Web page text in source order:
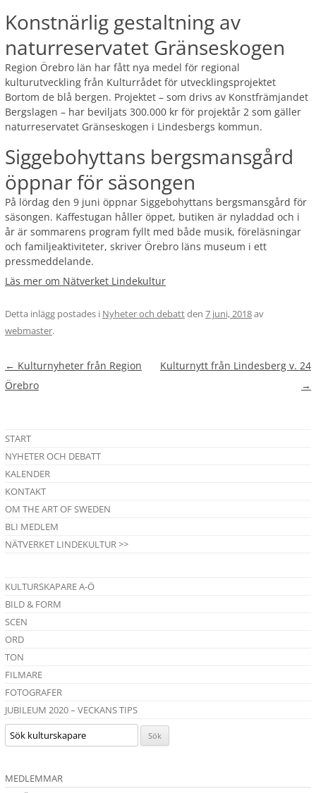
Konstnärlig gestaltning av
naturreservatet Gränseskogen
Region Örebro län har fått nya medel för regional
kulturutveckling från Kulturrådet för utvecklingsprojektet
Bortom de blå bergen. Projektet – som drivs av Konstfrämjandet
Bergslagen – har beviljats 300.000 kr för projektår 2 som gäller
naturreservatet Gränseskogen i Lindesbergs kommun.
Siggebohyttans bergsmansgård
öppnar för säsongen
På lördag den 9 juni öppnar Siggebohyttans bergsmansgård för
säsongen. Kaffestugan håller öppet, butiken är nyladdad och i
år är sommarens program fyllt med både musik, föreläsningar
och familjeaktiviteter, skriver Örebro läns museum i ett
pressmeddelande.
Läs mer om Nätverket Lindekultur
Detta inlägg postades i Nyheter och debattden 7 juni, 2018av
webmaster.
Inläggsnavigering
← Kulturnyheter från Region
Örebro
Kulturnytt från Lindesberg v. 24
→
START
NYHETER OCH DEBATT
KALENDER
KONTAKT
OM THE ART OF SWEDEN
BLI MEDLEM
NÄTVERKET LINDEKULTUR >>
KULTURSKAPARE A-Ö
BILD & FORM
SCEN
ORD
TON
FILMARE
FOTOGRAFER
JUBILEUM 2020 – VECKANS TIPS
MEDLEMMAR